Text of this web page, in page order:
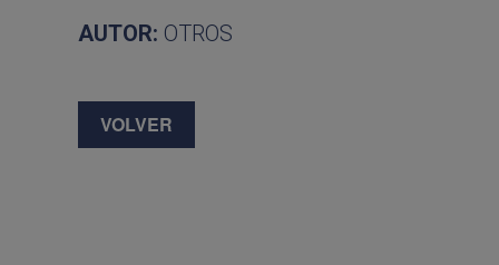
AUTOR: OTROS
VOLVER